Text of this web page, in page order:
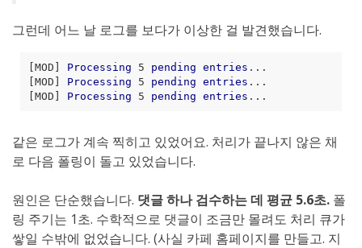
그런데 어느 날 로그를 보다가 이상한 걸 발견했습니다.
[MOD] Processing 5 pending entries
[MOD]
Processing 5 pending entries
[MOD]
Processing 5 pending entries
같은 로그가 계속 찍히고 있었어요. 처리가 끝나지 않은 채
로 다음 폴링이 돌고 있었습니다.
원인은 단순했습니다. 댓글 하나 검수하는 데 평균 5.6초. 폴
링 주기는 1초. 수학적으로 댓글이 조금만 몰려도 처리 큐가
쌓일 수밖에 없었습니다. (사실 카페 홈페이지를 만들고. 지